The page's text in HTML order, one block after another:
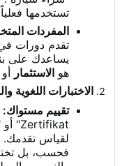
تستخدمها
المفردات
تقدم دورات في
يساعدك على
هو الاستثمار
الاختبارات اللغوية
تقييم مستواك:
لقياس تقدمك.
فحسب، بل